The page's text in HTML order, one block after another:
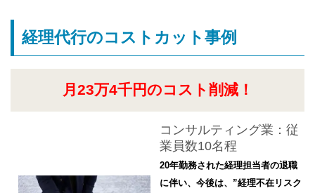
経理代行のコストカット事例
月23万4千円のコスト削減！
コンサルティング業：従
業員数10名程
20年勤務された経理担当者の退職
に伴い、今後は、”経理不在リスク